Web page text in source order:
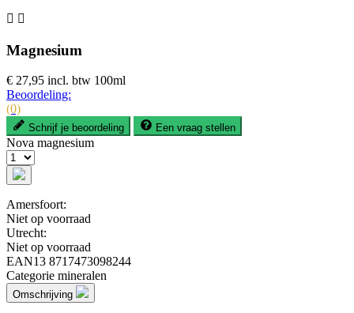
 
Magnesium
€ 27,95 incl. btw 100ml
Beoordeling:
(0)
Schrijf je beoordeling Een vraag stellen
Nova magnesium
Amersfoort:
Niet op voorraad
Utrecht:
Niet op voorraad
EAN13 8717473098244
Categorie mineralen
Omschrijving